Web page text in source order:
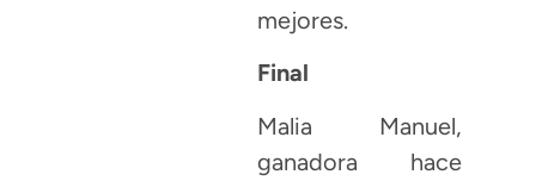
mejores.
Final
Malia Manuel,
ganadora hace